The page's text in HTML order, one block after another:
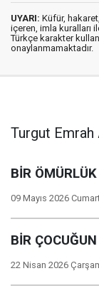
UYARI: Küfür,
içeren, imla kuralları
Türkçe karakter
onaylanmamaktadır.
Turgut Emrah
BİR ÖMÜRLÜK
09 Mayıs 2026
BİR
22 Nisan 2026